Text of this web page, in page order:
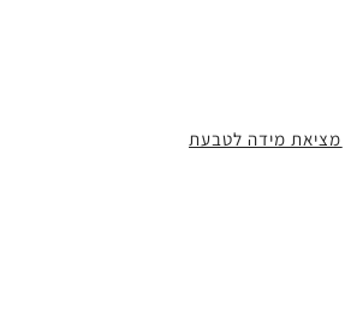
מציאת מידה לטבעת